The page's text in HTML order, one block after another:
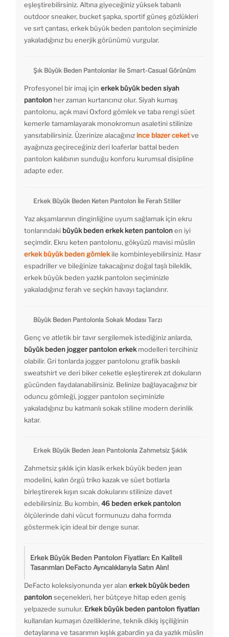
eşleştirebilirsiniz. Altına giyeceğiniz yüksek tabanlı
outdoor sneaker, bucket şapka, sportif güneş gözlükleri
ve sırt çantası, erkek büyük beden pantolon seçiminizle
yakaladığınız bu enerjik görünümü vurgular.
Şık Büyük Beden Pantolonlar ile Smart-Casual Görünüm
Profesyonel bir imaj için erkek büyük beden siyah
pantolon her zaman kurtarıcınız olur. Siyah kumaş
pantolonu, açık mavi Oxford gömlek ve taba rengi süet
kemerle tamamlayarak monokromun asaletini stilinize
yansıtabilirsiniz. Üzerinize alacağınız ince blazer ceketve
ayağınıza geçireceğiniz deri loaferlar battal beden
pantolon kalıbının sunduğu konforu kurumsal disipline
adapte eder.
Erkek Büyük Beden Keten Pantolon İle Ferah Stiller
Yaz akşamlarının dinginliğine uyum sağlamak için ekru
tonlarındaki büyük beden erkek keten pantolonen iyi
seçimdir. Ekru keten pantolonu, gökyüzü mavisi müslin
erkek büyük beden gömlek ile kombinleyebilirsiniz. Hasır
espadriller ve bileğinize takacağınız doğal taşlı bileklik,
erkek büyük beden yazlık pantolon seçiminizle
yakaladığınız ferah ve seçkin havayı taçlandırır.
Büyük Beden Pantolonla Sokak Modası Tarzı
Genç ve atletik bir tavır sergilemek istediğiniz anlarda,
büyük beden jogger pantolon erkek modelleri tercihiniz
olabilir. Gri tonlarda jogger pantolonu grafik baskılı
sweatshirt ve deri biker ceketle eşleştirerek zıt dokuların
gücünden faydalanabilirsiniz. Belinize bağlayacağınız bir
oduncu gömleği, jogger pantolon seçiminizle
yakaladığınız bu katmanlı sokak stiline modern derinlik
katar.
Erkek Büyük Beden Jean Pantolonla Zahmetsiz Şıklık
Zahmetsiz şıklık için klasik erkek büyük beden jean
modelini, kalın örgü triko kazak ve süet botlarla
birleştirerek kışın sıcak dokularını stilinize davet
edebilirsiniz. Bu kombin, 46 beden erkek pantolon
ölçülerinde dahi vücut formunuzu daha formda
göstermek için ideal bir denge sunar.
Erkek Büyük Beden Pantolon Fiyatları: En Kaliteli
Tasarımları DeFacto Ayrıcalıklarıyla Satın Alın!
DeFacto koleksiyonunda yer alan erkek büyük beden
pantolonseçenekleri, her bütçeye hitap eden geniş
yelpazede sunulur. Erkek büyük beden pantolon fiyatları
kullanılan kumaşın özelliklerine, teknik dikiş işçiliğinin
detaylarına ve tasarımın kışlık gabardin ya da yazlık müslin